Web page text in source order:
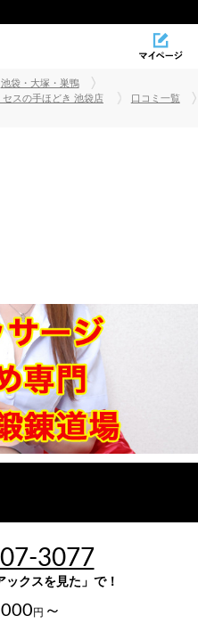
池袋・大塚・巣鴨
セスの手ほどき 池袋店
口コミ一覧
3077
クスを見た」で！
円 ～